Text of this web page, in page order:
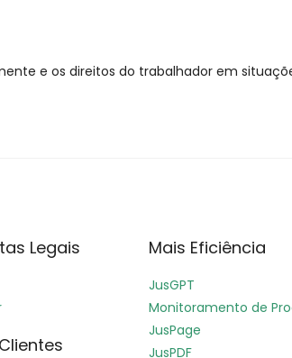
e os direitos do trabalhador em
Legais Mais Eficiência
JusGPT
Monitoramento de
JusPage
JusPDF